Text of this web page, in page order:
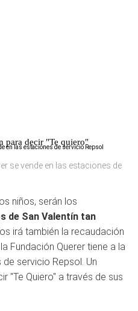
para decir "Te quiero"
se vende en las estaciones de
niños, serán los
de San Valentín tan
irá también la recaudación
Fundación Querer tiene a la
servicio Repsol. Un
"Te Quiero" a través de sus